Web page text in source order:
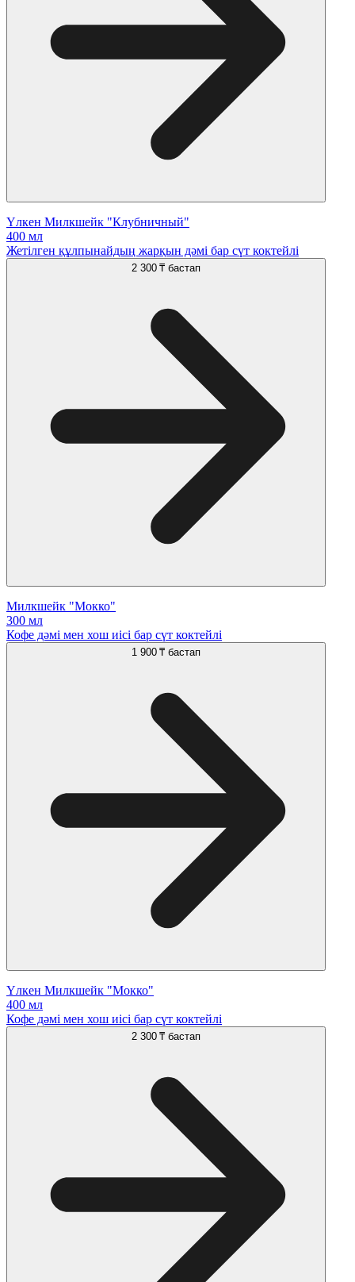
Үлкен Милкшейк "Клубничный"
400 мл
Жетілген құлпынайдың жарқын дәмі бар сүт коктейлі
2 300 ₸ бастап
Милкшейк "Мокко"
300 мл
Кофе дәмі мен хош иісі бар сүт коктейлі
1 900 ₸ бастап
Үлкен Милкшейк "Мокко"
400 мл
Кофе дәмі мен хош иісі бар сүт коктейлі
2 300 ₸ бастап